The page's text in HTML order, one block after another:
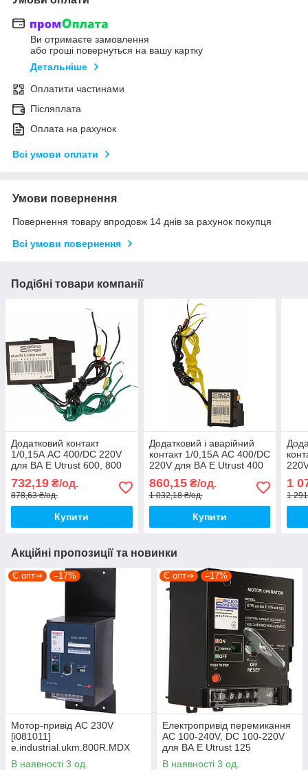
Ви отримаєте замовлення
або гроші повернуться на вашу картку
Детальніше
Оплатити частинами
Післяплата
Оплата на рахунок
Всі умови оплати
Умови повернення
Повернення товару впродовж 14 днів за рахунок покупця
Всі умови повернення
Подібні товари компанії
Додатковий контакт
1/0,15А АС 400/DC 220V
для ВА E Utrust 600, 800
732,19 ₴/од.
878,63 ₴/од.
Купити
Додатковий і аварійний
контакт 1/0,15А АС 400/DC
220V для ВА E Utrust 400
860,15₴/од.
1 032,18 ₴/од.
Купити
1
1
Акційні пропозиції та новинки
Є опт⇒ –17%
Мотор-привід AC 230V
[i081011]
e.industrial.ukm.800R.MDX
E.NEXT
В наявності 3 од.
Є опт⇒ –17%
Електропривід перемикання
АС 100-240V, DC 100-220V
для ВА E Utrust 125
[A0010270023] АСКО
В наявності 3 од.